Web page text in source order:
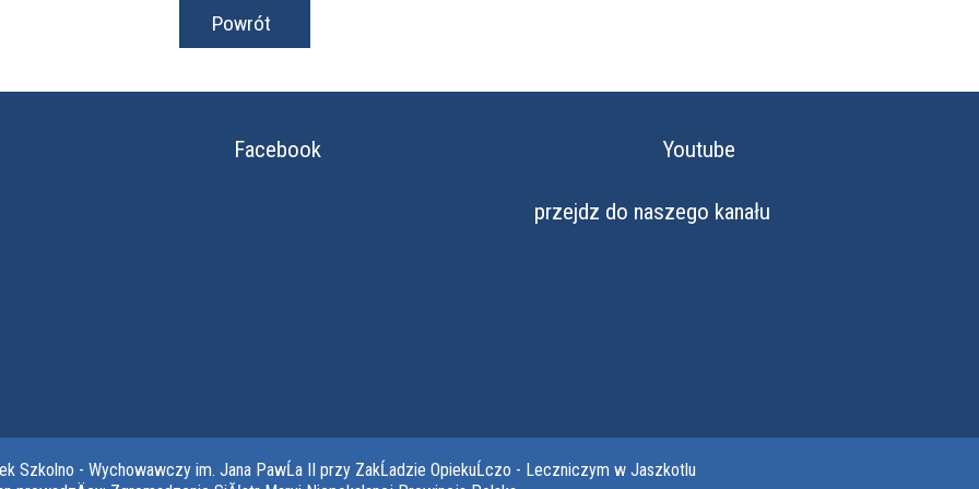
Powrót
Facebook Youtube
przejdz do naszego kanału
Szkolno - Wychowawczy im. Jana PawĹa II przy ZakĹadzie OpiekuĹczo - Leczniczym w Jaszkotlu